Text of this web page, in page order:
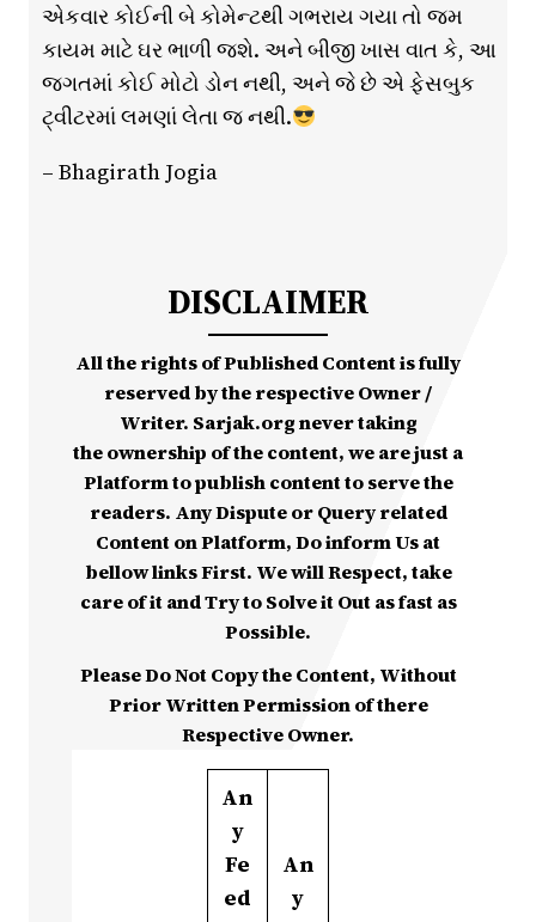
એકવાર કોઈની બે કોમેન્ટથી ગભરાય ગયા તો જમ
કાયમ માટે ઘર ભાળી જશે. અને બીજી ખાસ વાત કે, આ
જગતમાં કોઈ મોટો ડોન નથી, અને જે છે એ ફેસબુક
ટ્વીટરમાં લમણાં લેતા જ નથી.
– Bhagirath Jogia
DISCLAIMER
All the rights of Published Content is fully
reserved by the respective Owner /
Writer. Sarjak.org never taking
the ownership of the content, we are just a
Platform to publish content to serve the
readers. Any Dispute or Query related
Content on Platform, Do inform Us at
bellow links First. We will Respect, take
care of it and Try to Solve it Out as fast as
Possible.
Please Do Not Copy the Content, Without
Prior Written Permission of there
Respective Owner.
An
y
Fe
ed
An
y